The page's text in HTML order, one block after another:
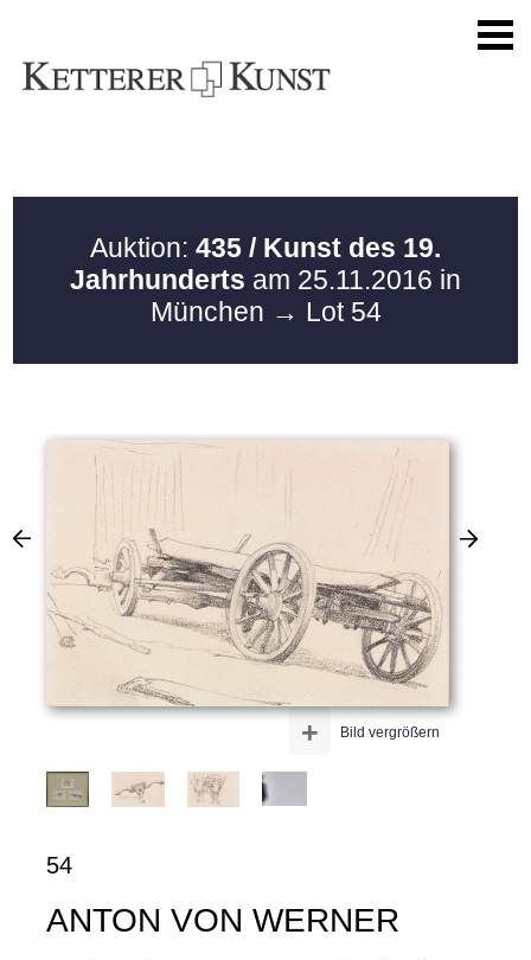
Auktion: 435 / Kunst des 19.
Jahrhunderts am 25.11.2016 in
München → Lot 54
Bild vergrößern
+
54
ANTON VON WERNER